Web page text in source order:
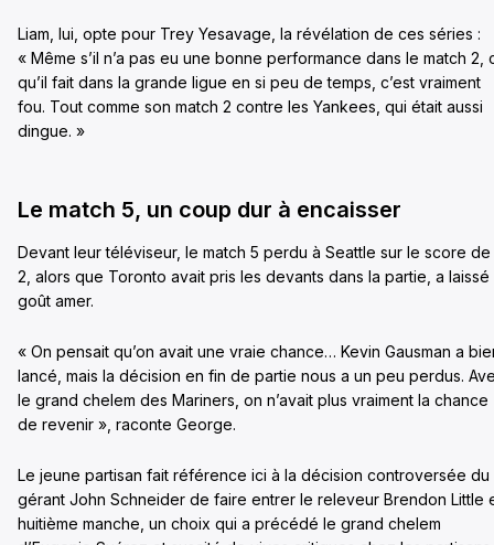
Liam, lui, opte pour Trey Yesavage, la révélation de ces séries :
« Même s’il n’a pas eu une bonne performance dans le match 2,
qu’il fait dans la grande ligue en si peu de temps, c’est vraiment
fou. Tout comme son match 2 contre les Yankees, qui était aussi
dingue. »
Le match 5, un coup dur à encaisser
Devant leur téléviseur, le match 5 perdu à Seattle sur le score
2, alors que Toronto avait pris les devants dans la partie, a laissé
goût amer.
« On pensait qu’on avait une vraie chance… Kevin Gausman a
lancé, mais la décision en fin de partie nous a un peu perdus.
le grand chelem des Mariners, on n’avait plus vraiment la chance
de revenir », raconte George.
Le jeune partisan fait référence ici à la décision controversée du
gérant John Schneider de faire entrer le releveur Brendon Little
huitième manche, un choix qui a précédé le grand chelem